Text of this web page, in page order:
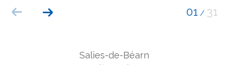
01 / 31
Salies-de-Béarn